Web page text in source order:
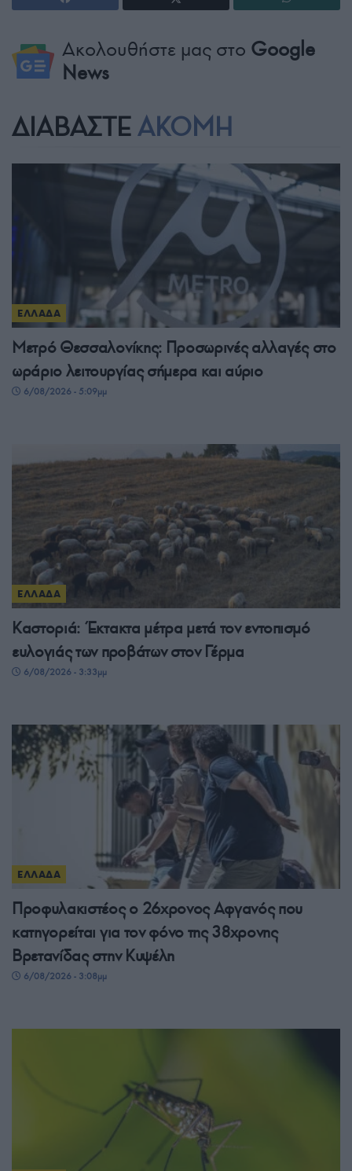
Ακολουθήστε μας στο Google
News
ΔΙΑΒΑΣΤΕ ΑΚΟΜΗ
ΕΛΛΑΔΑ
Μετρό Θεσσαλονίκης: Προσωρινές αλλαγές στο
ωράριο λειτουργίας σήμερα και αύριο
6/08/2026 - 5:09μμ
ΕΛΛΑΔΑ
Καστοριά: Έκτακτα μέτρα μετά τον εντοπισμό
ευλογιάς των προβάτων στον Γέρμα
6/08/2026 - 3:33μμ
ΕΛΛΑΔΑ
Προφυλακιστέος ο 26χρονος Αφγανός που
κατηγορείται για τον φόνο της 38χρονης
Βρετανίδας στην Κυψέλη
6/08/2026 - 3:08μμ